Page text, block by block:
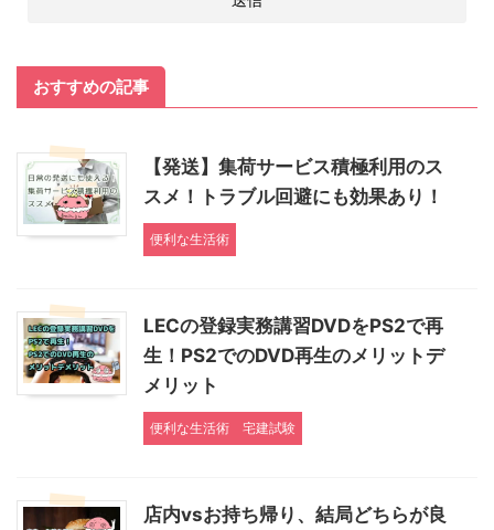
おすすめの記事
【発送】集荷サービス積極利用のス
スメ！トラブル回避にも効果あり！
便利な生活術
LECの登録実務講習DVDをPS2で再
生！PS2でのDVD再生のメリットデ
メリット
便利な生活術 宅建試験
店内vsお持ち帰り、結局どちらが良